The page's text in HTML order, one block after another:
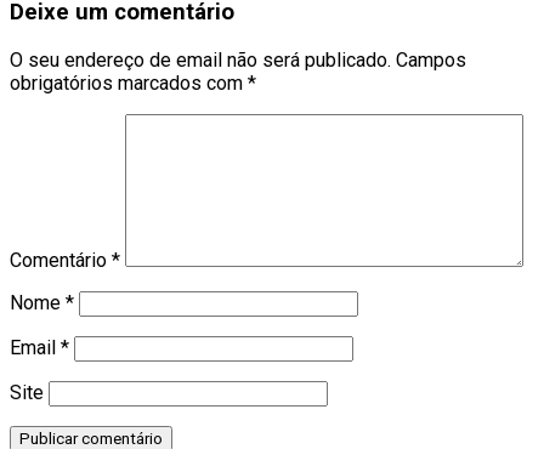
Deixe um comentário
O seu endereço de email não será publicado. Campos
obrigatórios marcados com *
Comentário *
Nome *
Email *
Site